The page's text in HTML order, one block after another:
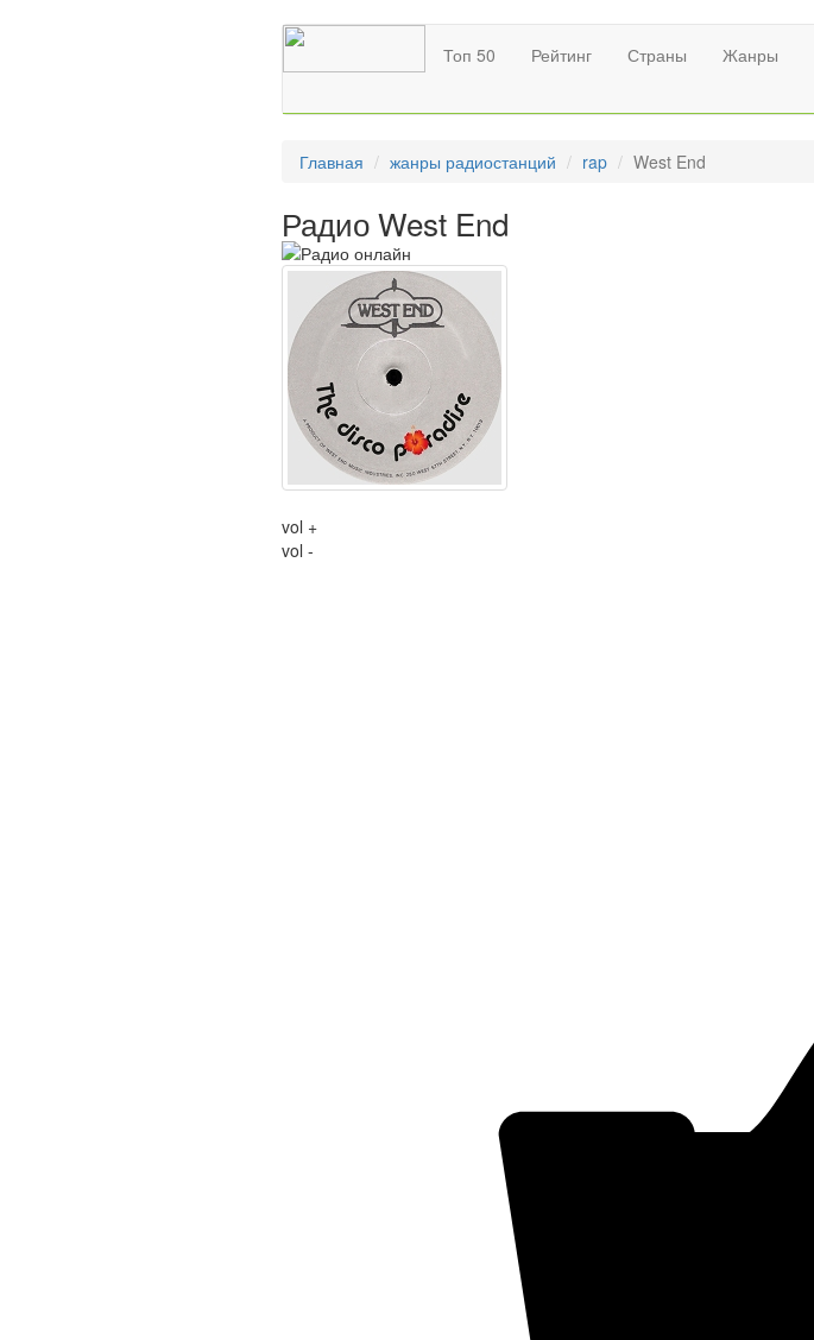
Топ 50 Рейтинг Страны Жанры
Главная жанры радиостанций rap West End
Радио West End
vol +
vol -